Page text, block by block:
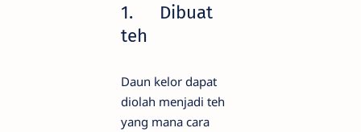
1.
Dibuat
teh
Daun kelor dapat
diolah menjadi teh
yang mana cara